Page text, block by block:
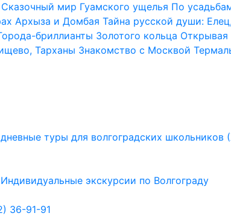
Сказочный мир Гуамского ущелья По
Архыза и Домбая Тайна русской души:
бриллианты Золотого кольца Открывая
Тарханы Знакомство с Москвой
туры для волгоградских школьников
Индивидуальные экскурсии по Волгограду
36-91-91